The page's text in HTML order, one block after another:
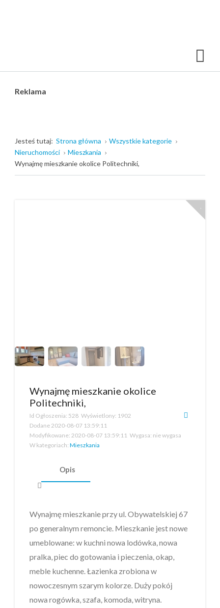
Reklama
Jesteś tutaj: Strona główna
Wszystkie kategorie
Nieruchomości
Mieszkania
Wynajmę mieszkanie okolice Politechniki,
Wynajmę mieszkanie okolice
Politechniki,
Id Ogłoszenia: 528 Wyświetlony: 1902
Dodane 2020-08-07 13:59:11
Modyfikowane: 2020-08-07 13:59:11 Wygasa: nie wygasa
W kategoriach: Mieszkania
Opis
Wynajmę mieszkanie przy ul. Obywatelskiej 67
po generalnym remoncie. Mieszkanie jest nowe
umeblowane: w kuchni nowa lodówka, nowa
pralka, piec do gotowania i pieczenia, okap,
meble kuchenne. Łazienka zrobiona w
nowoczesnym szarym kolorze. Duży pokój
nowa rogówka, szafa, komoda, witryna.